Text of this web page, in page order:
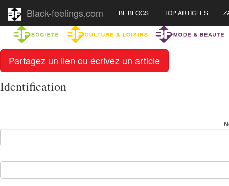
Partagez un lien ou écrivez un article
Black-feelings.com BF BLOGS TOP ARTICLES
Identification